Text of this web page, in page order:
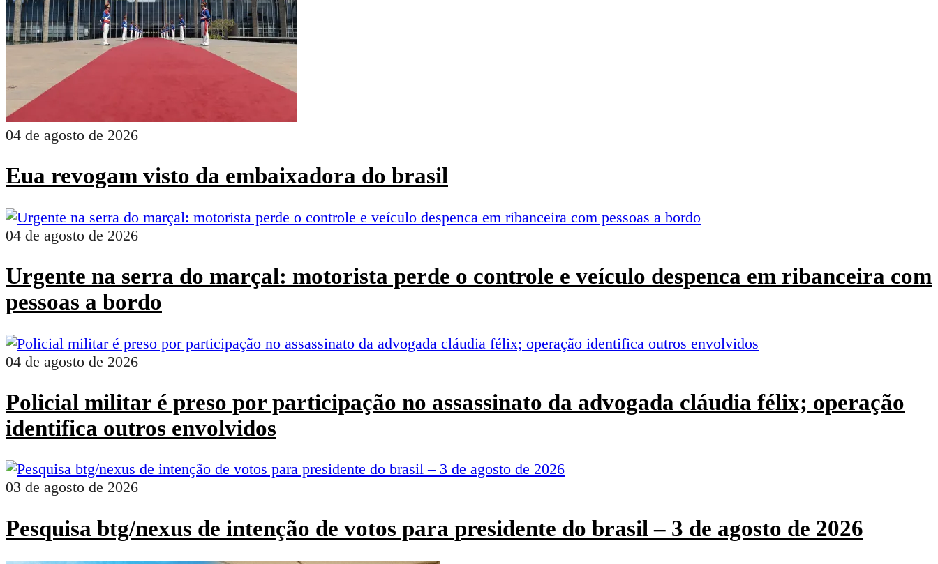
04 de agosto de 2026
Eua revogam visto da embaixadora do brasil
04 de agosto de 2026
Urgente na serra do marçal: motorista perde o controle e veículo despenca em ribanceira com
pessoas a bordo
04 de agosto de 2026
Policial militar é preso por participação no assassinato da advogada cláudia félix; operação
identifica outros envolvidos
03 de agosto de 2026
Pesquisa btg/nexus de intenção de votos para presidente do brasil – 3 de agosto de 2026